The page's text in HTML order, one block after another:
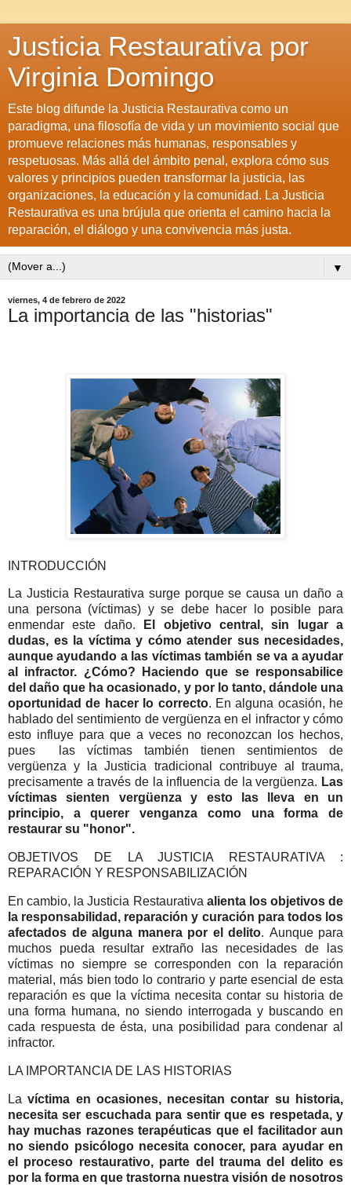
Justicia Restaurativa por
Virginia Domingo
Este blog difunde la Justicia Restaurativa como un
paradigma, una filosofía de vida y un movimiento social que
promueve relaciones más humanas, responsables y
respetuosas. Más allá del ámbito penal, explora cómo sus
valores y principios pueden transformar la justicia, las
organizaciones, la educación y la comunidad. La Justicia
Restaurativa es una brújula que orienta el camino hacia la
reparación, el diálogo y una convivencia más justa.
▼
viernes, 4 de febrero de 2022
La importancia de las "historias"
INTRODUCCIÓN
La Justicia Restaurativa surge porque se causa un daño a
una persona (víctimas) y se debe hacer lo posible para
enmendar este daño.
El objetivo central, sin lugar a
dudas, es la víctima y cómo atender sus necesidades,
aunque ayudando a las víctimas también se va a ayudar
al infractor. ¿Cómo? Haciendo que se responsabilice
del daño que ha ocasionado, y por lo tanto, dándole una
oportunidad de hacer lo correcto. En alguna ocasión, he
hablado del sentimiento de vergüenza en el infractor y cómo
esto influye para que a veces no reconozcan los hechos,
pues las víctimas también tienen sentimientos de
vergüenza y la Justicia tradicional contribuye al trauma,
precisamente a través de la influencia de la vergüenza. Las
víctimas sienten vergüenza y esto las lleva en un
principio, a querer venganza como una forma de
restaurar su "honor".
OBJETIVOS DE LA JUSTICIA RESTAURATIVA :
REPARACIÓN Y RESPONSABILIZACIÓN
En cambio, la Justicia Restaurativa alienta los objetivos de
la responsabilidad, reparación y curación para todos los
afectados de alguna manera por el delito. Aunque para
muchos pueda resultar extraño las necesidades de las
víctimas no siempre se corresponden con la reparación
material, más bien todo lo contrario y parte esencial de esta
reparación es que la víctima necesita contar su historia de
una forma humana, no siendo interrogada y buscando en
cada respuesta de ésta, una posibilidad para condenar al
infractor.
LA IMPORTANCIA DE LAS HISTORIAS
La víctima en ocasiones, necesitan contar su historia,
necesita ser escuchada para sentir que es respetada, y
hay muchas razones terapéuticas que el facilitador aun
no siendo psicólogo necesita conocer, para ayudar en
el proceso restaurativo, parte del trauma del delito es
por la forma en que trastorna nuestra visión de nosotros